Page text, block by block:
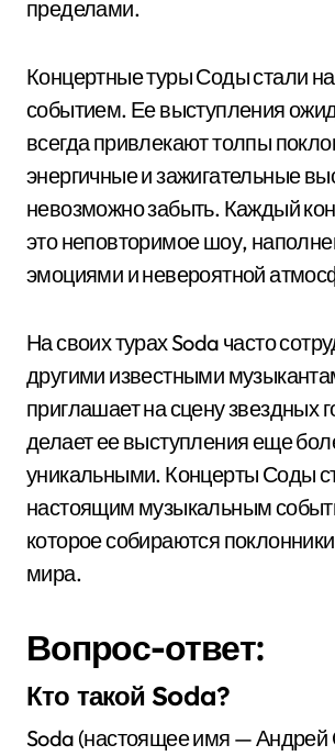
пределами.
Концертные туры Соды стали
событием. Ее выступления
всегда привлекают толпы
энергичные и зажигательные
невозможно забыть. Каждый
это неповторимое шоу,
эмоциями и невероятной
На своих турах Soda часто
другими известными
приглашает на сцену звездных
делает ее выступления еще
уникальными. Концерты Соды
настоящим музыкальным
которое собираются
мира.
Вопрос-ответ:
Кто такой Soda?
Soda (настоящее имя —